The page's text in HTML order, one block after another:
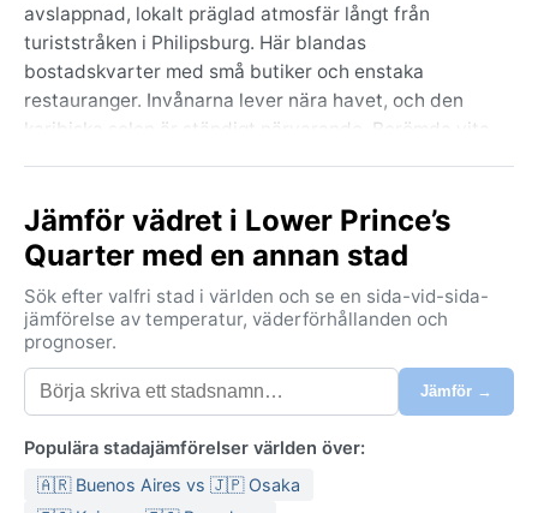
avslappnad, lokalt präglad atmosfär långt från
turiststråken i Philipsburg. Här blandas
bostadskvarter med små butiker och enstaka
restauranger. Invånarna lever nära havet, och den
karibiska solen är ständigt närvarande. Berömda vita
erbjuder utsikt över turkost vatten. Öns dubbla kultur
– nederländsk och fransk – märks i språket, maten och
arkitekturen, vilket ger en genuin karibisk upplevelse
bortom semesterparadiset.
Klimatet är tropiskt savannklimat (Aw enligt Köppen),
vilket innebär hetta året runt med en tydlig torrperiod
och en regnperiod. Sommaren, från juni till november,
hög luftfuktighet. Regnen faller ofta i korta, kraftiga
skurar. Vintern, december till maj, är behagligare –
Jämför vädret i Lower Prince’s
Quarter med en annan stad
Sök efter valfri stad i världen och se en sida-vid-sida-
jämförelse av temperatur, väderförhållanden och
prognoser.
Jämför →
Populära stadajämförelser världen över:
🇦🇷 Buenos Aires vs 🇯🇵 Osaka